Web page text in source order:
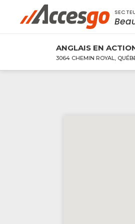
Rechercher à proximité
ANGLAIS EN
3064 CHEMIN ROYAL,